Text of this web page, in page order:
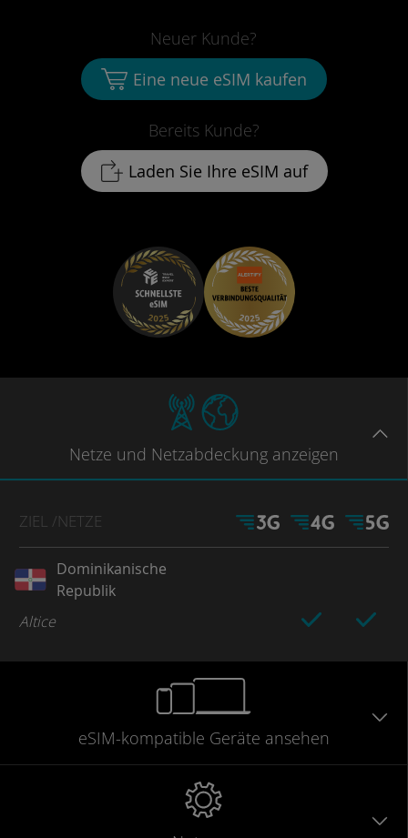
Bereits Kunde?
Laden Sie Ihre eSIM auf
Neuer Kunde?
Eine neue eSIM kaufen
Netze und Netzabdeckung anzeigen
ZIEL /NETZE
Dominikanische
Republik
Altice
eSIM-kompatible Geräte ansehen